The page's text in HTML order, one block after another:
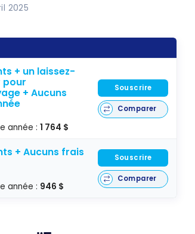
2025
+ un laissez-
pour
+ Aucuns
année :1 764 $
Souscrire
Comparer
+ Aucuns frais
année : 946 $
Souscrire
Comparer